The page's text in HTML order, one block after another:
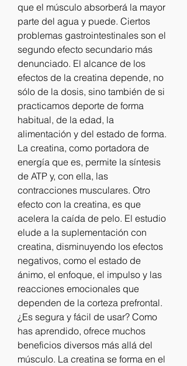
que el músculo absorberá la mayor
parte del agua y puede. Ciertos
problemas gastrointestinales son el
segundo efecto secundario más
denunciado. El alcance de los
efectos de la creatina depende, no
sólo de la dosis, sino también de si
practicamos deporte de forma
habitual, de la edad, la
alimentación y del estado de forma.
La creatina, como portadora de
energía que es, permite la síntesis
de ATP y, con ella, las
contracciones musculares. Otro
efecto con la creatina, es que
acelera la caída de pelo. El estudio
elude a la suplementación con
creatina, disminuyendo los efectos
negativos, como el estado de
ánimo, el enfoque, el impulso y las
reacciones emocionales que
dependen de la corteza prefrontal.
¿Es segura y fácil de usar? Como
has aprendido, ofrece muchos
beneficios diversos más allá del
músculo. La creatina se forma en el